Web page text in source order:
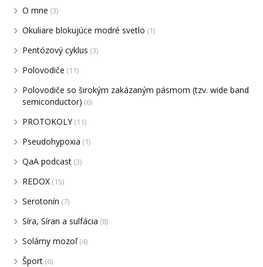
O mne (3)
Okuliare blokujúce modré svetlo (1)
Pentózový cyklus (3)
Polovodiče (11)
Polovodiče so širokým zakázaným pásmom (tzv. wide band
semiconductor) (6)
PROTOKOLY(11)
Pseudohypoxia (1)
QaA podcast (3)
REDOX (15)
Serotonín (7)
Síra, Síran a sulfácia (8)
Solárny mozoľ(4)
Šport (6)